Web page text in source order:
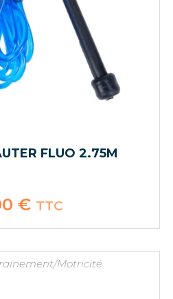
FLUO 2.75M
€ TTC
Motricité